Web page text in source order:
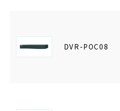
DVR-POC08